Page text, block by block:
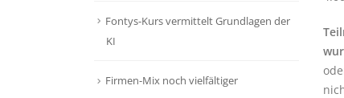
Fontys-Kurs vermittelt Grundlagen der
KI
Firmen-Mix noch vielfältiger